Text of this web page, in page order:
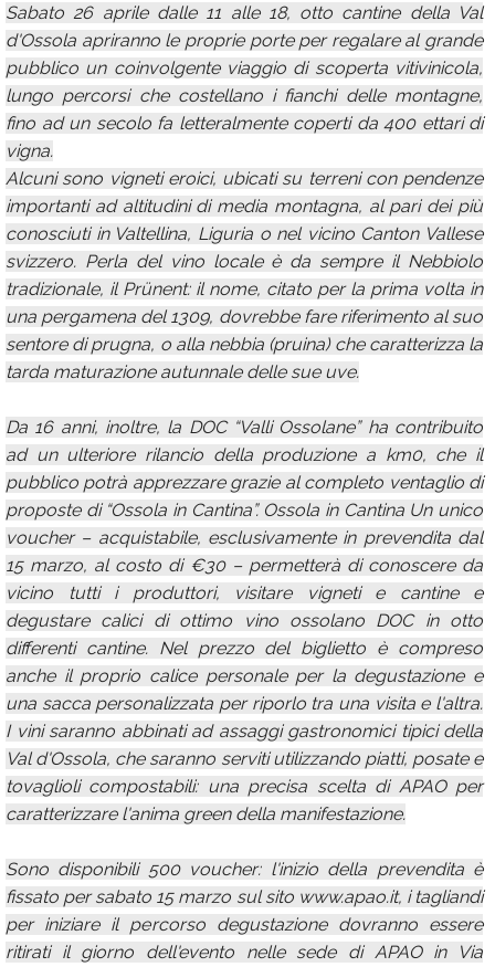
Sabato 26 aprile dalle 11 alle 18, otto cantine della Val
d'Ossola apriranno le proprie porte per regalare al grande
pubblico un coinvolgente viaggio di scoperta vitivinicola,
lungo percorsi che costellano i fianchi delle montagne,
fino ad un secolo fa letteralmente coperti da 400 ettari di
vigna.
Alcuni sono vigneti eroici, ubicati su terreni con pendenze
importanti ad altitudini di media montagna, al pari dei più
conosciuti in Valtellina, Liguria o nel vicino Canton Vallese
svizzero. Perla del vino locale è da sempre il Nebbiolo
tradizionale, il Prünent: il nome, citato per la prima volta in
una pergamena del 1309, dovrebbe fare riferimento al suo
sentore di prugna, o alla nebbia (pruina) che caratterizza la
tarda maturazione autunnale delle sue uve.
Da 16 anni, inoltre, la DOC “Valli Ossolane” ha contribuito
ad un ulteriore rilancio della produzione a km0, che il
pubblico potrà apprezzare grazie al completo ventaglio di
proposte di “Ossola in Cantina”. Ossola in Cantina Un unico
voucher – acquistabile, esclusivamente in prevendita dal
15 marzo, al costo di €30 – permetterà di conoscere da
vicino tutti i produttori, visitare vigneti e cantine e
degustare calici di ottimo vino ossolano DOC in otto
differenti cantine. Nel prezzo del biglietto è compreso
anche il proprio calice personale per la degustazione e
una sacca personalizzata per riporlo tra una visita e l'altra.
I vini saranno abbinati ad assaggi gastronomici tipici della
Val d'Ossola, che saranno serviti utilizzando piatti, posate e
tovaglioli compostabili: una precisa scelta di APAO per
caratterizzare l'anima green della manifestazione.
Sono disponibili 500 voucher: l'inizio della prevendita è
fissato per sabato 15 marzo sul sito www.apao.it, i tagliandi
per iniziare il percorso degustazione dovranno essere
ritirati il giorno dell'evento nelle sede di APAO in Via